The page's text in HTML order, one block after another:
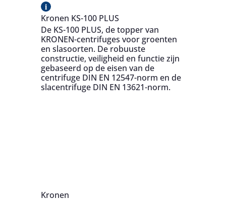
i
Kronen KS-100 PLUS
De KS-100 PLUS, de topper van
KRONEN-centrifuges voor groenten
en slasoorten. De robuuste
constructie, veiligheid en functie zijn
gebaseerd op de eisen van de
centrifuge DIN EN 12547-norm en de
slacentrifuge DIN EN 13621-norm.
Kronen